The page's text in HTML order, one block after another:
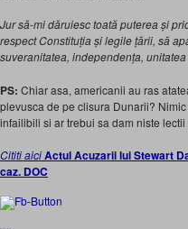
Jur să-mi dăruiesc toată puterea și
respect Constituția și legile țării, să
suveranitatea, independența,
PS: Chiar asa, americanii au ras
plevusca de pe clisura Dunarii?
infailibili si ar trebui sa dam niste lectii
Cititi aiciActul Acuzarii lui Stewart
caz. DOC